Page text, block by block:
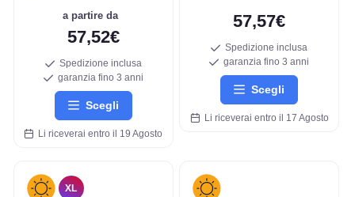
a partire da
57,52€
Spedizione inclusa
garanzia fino 3 anni
Scegli
Li riceverai entro il 19 Agosto
57,57€
Spedizione inclusa
garanzia fino 3 anni
Scegli
Li riceverai entro il 17 Agosto
XL